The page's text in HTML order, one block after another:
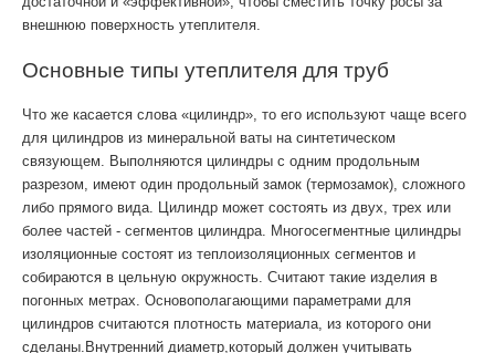
внешнюю поверхность утеплителя.
Основные типы утеплителя для труб
Что же касается слова «цилиндр», то его используют чаще всего
для цилиндров из минеральной ваты на синтетическом
связующем. Выполняются цилиндры с одним продольным
разрезом, имеют один продольный замок (термозамок), сложного
либо прямого вида. Цилиндр может состоять из двух, трех или
более частей - сегментов цилиндра. Многосегментные цилиндры
изоляционные состоят из теплоизоляционных сегментов и
собираются в цельную окружность. Считают такие изделия в
погонных метрах. Основополагающими параметрами для
цилиндров считаются плотность материала, из которого они
сделаны.Внутренний диаметр,который должен учитывать